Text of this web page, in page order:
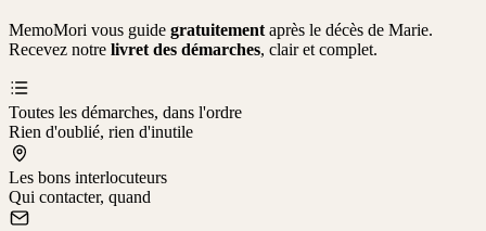
MemoMori vous guide gratuitement après le décès de Marie.
Recevez notre livret des démarches, clair et complet.
Toutes les démarches, dans l'ordre
Rien d'oublié, rien d'inutile
Les bons interlocuteurs
Qui contacter, quand